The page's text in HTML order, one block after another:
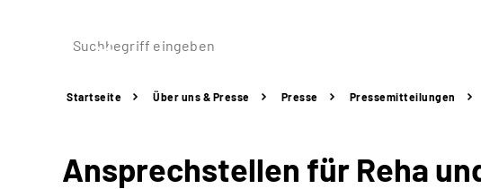
Startseite Über uns & Presse Presse Pressemitteilungen
Ansprechstellen für Reha